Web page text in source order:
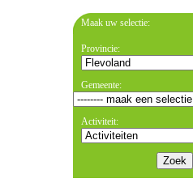
Maak uw selectie:
Provincie:
Gemeente:
Activiteit: